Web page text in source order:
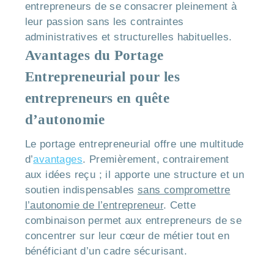
entrepreneurs de se consacrer pleinement à
leur passion sans les contraintes
administratives et structurelles habituelles.
Avantages du Portage
Entrepreneurial pour les
entrepreneurs en quête
d’autonomie
Le portage entrepreneurial offre une multitude
d’avantages. Premièrement, contrairement
aux idées reçu ; il apporte une structure et un
soutien indispensables sans compromettre
l’autonomie de l’entrepreneur. Cette
combinaison permet aux entrepreneurs de se
concentrer sur leur cœur de métier tout en
bénéficiant d’un cadre sécurisant.